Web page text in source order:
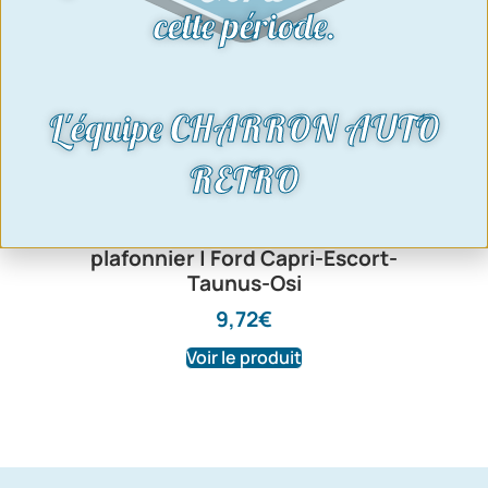
plafonnier | Ford Capri-Escort-
Taunus-Osi
9,72€
Voir le produit
cette période.
L'équipe CHARRON AUTO
RETRO